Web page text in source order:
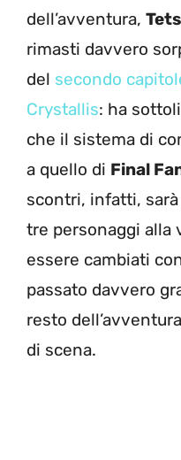
dell’avventura,
rimasti davvero
del secondo
Crystallis: ha
che il sistema di
a quello di Final
scontri, infatti,
tre personaggi alla
essere cambiati
passato davvero
resto
di scena.